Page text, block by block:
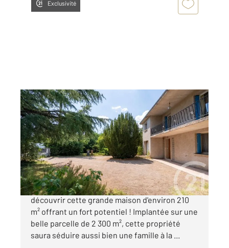
Exclusivité
ALBI 81
170 m2, 5 pièces
Ref : 13251
Maison à vendre
239 000 €
ALBI à proximité de l'École des Mines, venez
découvrir cette grande maison d'environ 210
m² offrant un fort potentiel ! Implantée sur une
belle parcelle de 2 300 m², cette propriété
saura séduire aussi bien une famille à la ...